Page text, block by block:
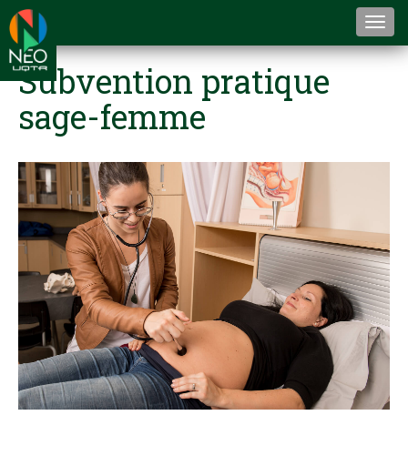
Subvention pratique
sage-femme